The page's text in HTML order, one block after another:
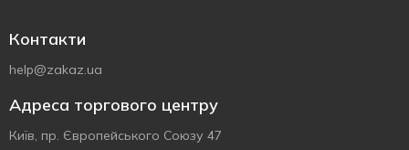
Контакти
help@zakaz.ua
Адреса торгового центру
Київ, пр. Європейського Союзу 47